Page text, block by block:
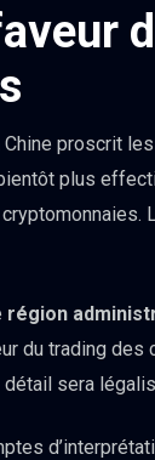
Chine proscrit
plus
région
du trading
sera